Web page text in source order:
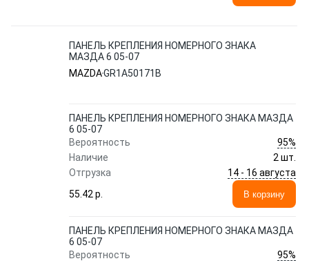
ПАНЕЛЬ КРЕПЛЕНИЯ НОМЕРНОГО ЗНАКА
МАЗДА 6 05-07
MAZDAGR1A50171B
ПАНЕЛЬ КРЕПЛЕНИЯ НОМЕРНОГО ЗНАКА МАЗДА
6 05-07
Вероятность
95%
Наличие
2 шт.
Отгрузка
14 - 16 августа
55.42 p.
В корзину
ПАНЕЛЬ КРЕПЛЕНИЯ НОМЕРНОГО ЗНАКА МАЗДА
6 05-07
Вероятность
95%